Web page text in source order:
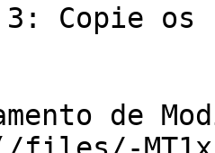
3: Copie
de